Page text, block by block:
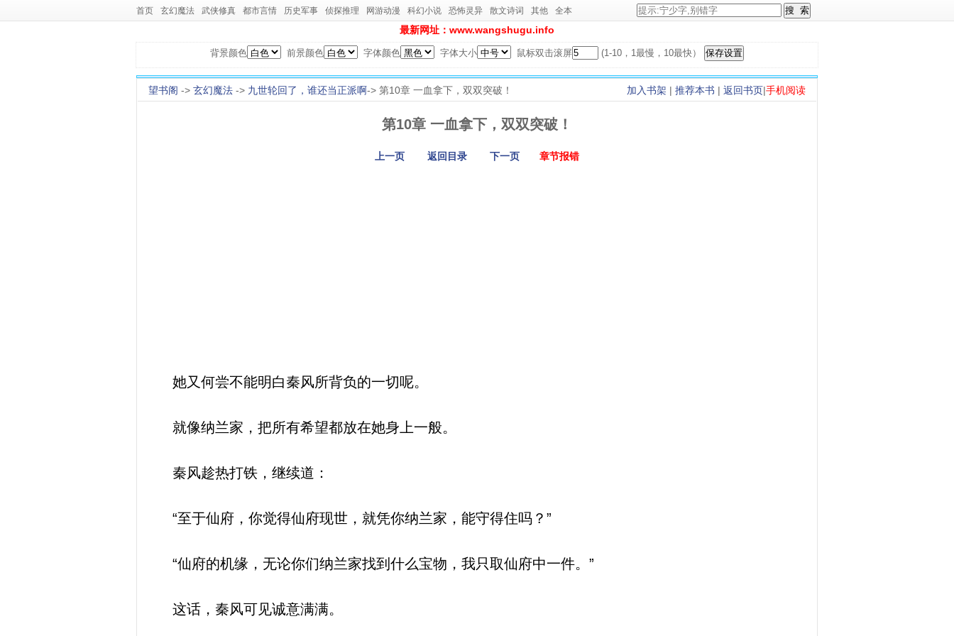
首页 玄幻魔法 武侠修真 都市言情 历史军事 侦探推理 网游动漫 科幻小说 恐怖灵异 散文诗词 其他 全本
最新网址：www.wangshugu.info
背景颜色 前景颜色 字体颜色 字体大小 鼠标双击滚屏 (1-10，1最慢，10最快）
加入书架 | 推荐本书 | 返回书页|手机阅读
望书阁 -> 玄幻魔法 -> 九世轮回了，谁还当正派啊-> 第10章 一血拿下，双双突破！
第10章 一血拿下，双双突破！
上一页 返回目录 下一页 章节报错
她又何尝不能明白秦风所背负的一切呢。
就像纳兰家，把所有希望都放在她身上一般。
秦风趁热打铁，继续道：
“至于仙府，你觉得仙府现世，就凭你纳兰家，能守得住吗？”
“仙府的机缘，无论你们纳兰家找到什么宝物，我只取仙府中一件。”
这话，秦风可见诚意满满。